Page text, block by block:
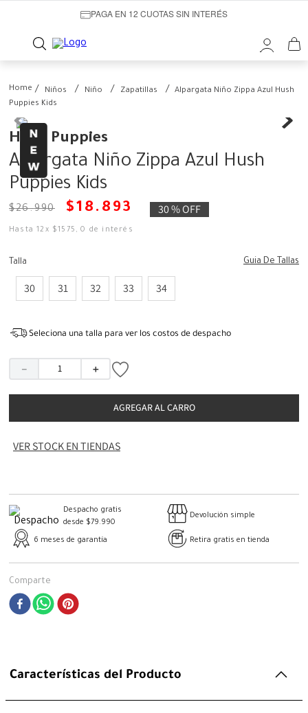
PAGA EN 12 CUOTAS SIN INTERÉS
Niños Niño Zapatillas
Alpargata Niño Zippa Azul Hush
Puppies Kids
Hush Puppies
Alpargata Niño Zippa Azul Hush
Puppies Kids
$26.990 $18 . 893 30 %OFF
Hasta12 x $1575 ,0 de interés
Talla Guia De Tallas
30 31 32 33 34
Seleciona una talla para ver los costos de despacho
＋
－
AGREGAR AL CARRO
VER STOCK EN TIENDAS
Despacho gratis
desde $79.990
Devolución simple
6 meses de garantía Retira gratis en tienda
Comparte
Características del Producto